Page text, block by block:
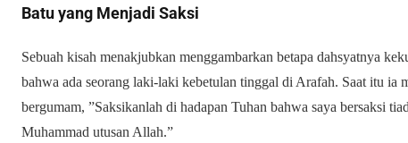
Batu yang Menjadi Saksi
Sebuah kisah menakjubkan menggambarkan betapa dahsyatnya
bahwa ada seorang laki-laki kebetulan tinggal di Arafah. Saat itu ia
bergumam, ”Saksikanlah di hadapan Tuhan bahwa saya bersaksi
Muhammad utusan Allah.”